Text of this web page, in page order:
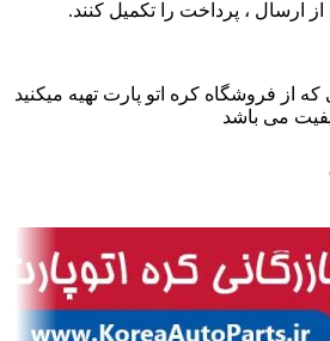
ارسال ، پرداخت را تکمیل کنند.
از فروشگاه کره اتو پارت تهیه میکنید
می باشد